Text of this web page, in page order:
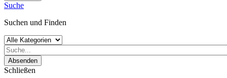
Suche
Suchen und Finden
Absenden
Schließen